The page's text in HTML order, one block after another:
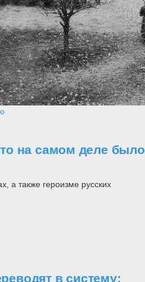
на самом деле было
а также героизме русских
в систему: